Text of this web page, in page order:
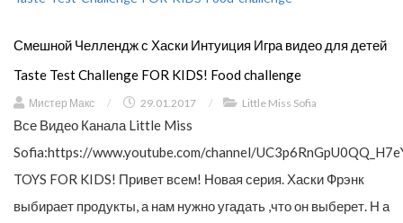
Смешной Челлендж с Хаски Интуиция Игра видео для детей
Taste Test Challenge FOR KIDS! Food challenge
Мистер Макс / 29.01.2017 / Little Miss Sofia
Все Видео Канала Little Miss
Sofia:https://www.youtube.com/channel/
TOYS FOR KIDS! Привет всем! Новая серия. Хаски Фрэнк
выбирает продукты, а нам нужно угадать ,что он выберет. Н а